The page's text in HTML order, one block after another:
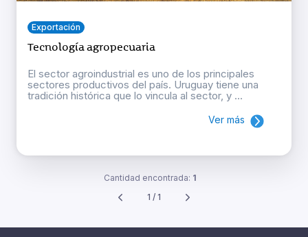
Exportación
Tecnología agropecuaria
El sector agroindustrial es uno de los principales
sectores productivos del país. Uruguay tiene una
tradición histórica que lo vincula al sector, y ...
Ver más
Cantidad encontrada: 1
1 / 1